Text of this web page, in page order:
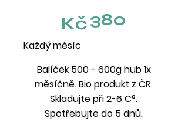
Kč380
Každý měsíc
Balíček 500 - 600g hub 1x
měsíčně. Bio produkt z ČR.
Skladujte při 2-6 C°.
Spotřebujte do 5 dnů.